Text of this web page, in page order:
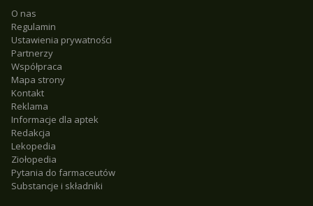
O nas
Regulamin
Ustawienia prywatności
Partnerzy
Współpraca
Mapa strony
Kontakt
Reklama
Informacje dla aptek
Redakcja
Lekopedia
Ziołopedia
Pytania do farmaceutów
Substancje i składniki